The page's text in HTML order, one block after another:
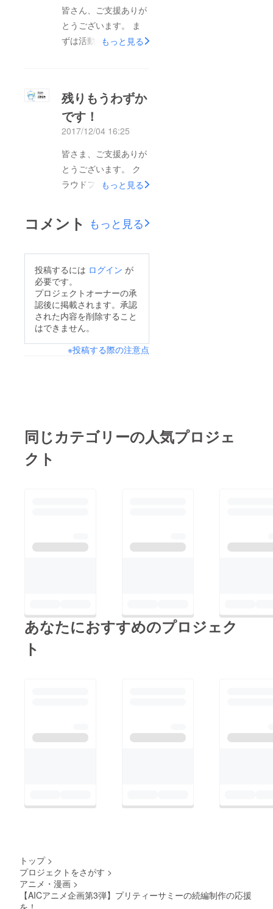
に申し訳ございませ
ん。 本日より、現在
のAIC、AICライツが
てクラウドファンディ
ングのリターンの進捗
を、AICファンクラ
届けすることとしまし
た。 毎月１～２回の
刊行を予定しておりま
いていない方がおられ
ルくださいますよう、
よろしくお願いしま
す。 また、個別の
メールについても返信
が滞ってしまっており
ましたが、順次対応さ
せて頂きます。 よろ
しくお願い申し上げま
皆さん、ご支援ありが
とうございます。 ま
ずは活動報告などが遅
ミー14制作にあたり皆
様に満足してもらえる
ものをとこだわった結
果、 只今制作が遅れ
ている状況です。 申
し訳ありませんが、も
うしばらくお待ち頂け
いします。 近々に
況をUPさせていただ
きます。 よりご満足
してもらえる作品を頑
張っている最中です！
お待たせしてしまい大
変申し訳ございませ
ん。 精一杯頑張って
もっと見る
残りもうわずか
です！
2017/12/04 16:25
皆さま、ご支援ありが
とうございます。 ク
ラウドファンディング
キャラクターデザイン
ています。 新キャラ
クター魔法少女の清書
デザインです！ どの
ようなキャラクター性
なのか、ぜひ完成した
PVで確認して下さ
阿重霞や津名魅のラフ
も以前公開させて頂い
よろしくお願い申し上
もっと見る
コメント もっと見る
投稿するには ログイン が
必要です。
プロジェクトオーナーの承
認後に掲載されます。承認
された内容を削除すること
はできません。
※投稿する際の注意点
同じカテゴリーの人気プロジェ
クト
あなたにおすすめのプロジェク
ト
トップ >
プロジェクトをさがす >
アニメ・漫画 >
【AICアニメ企画第3弾】プリティーサミーの続編制作の応援
を！